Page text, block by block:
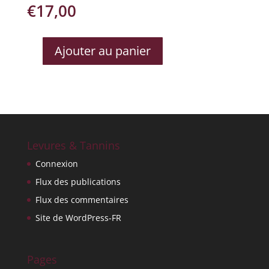
€17,00
QUANTITÉ
2010
Ajouter au panier
Levures & Tannins
Connexion
Flux des publications
Flux des commentaires
Site de WordPress-FR
Pages